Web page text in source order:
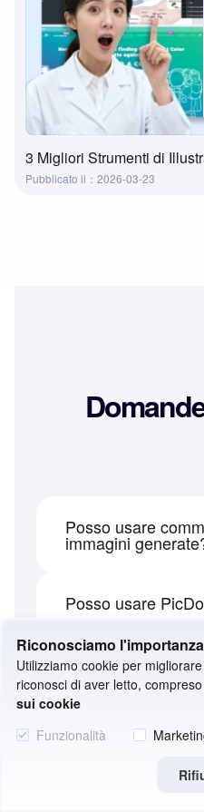
Pubblicato il：2026-03-23
Posso usare
immagini
usate
Posso usare
modifiche e
computer.
Come inviare
suggerimenti a
Puoi usare il link
pagina. Consigliamo di
assistenza per un
Riconosciamo
Utilizziamo cookie per
riconosci di aver letto,
sui cookie
Funzionalità